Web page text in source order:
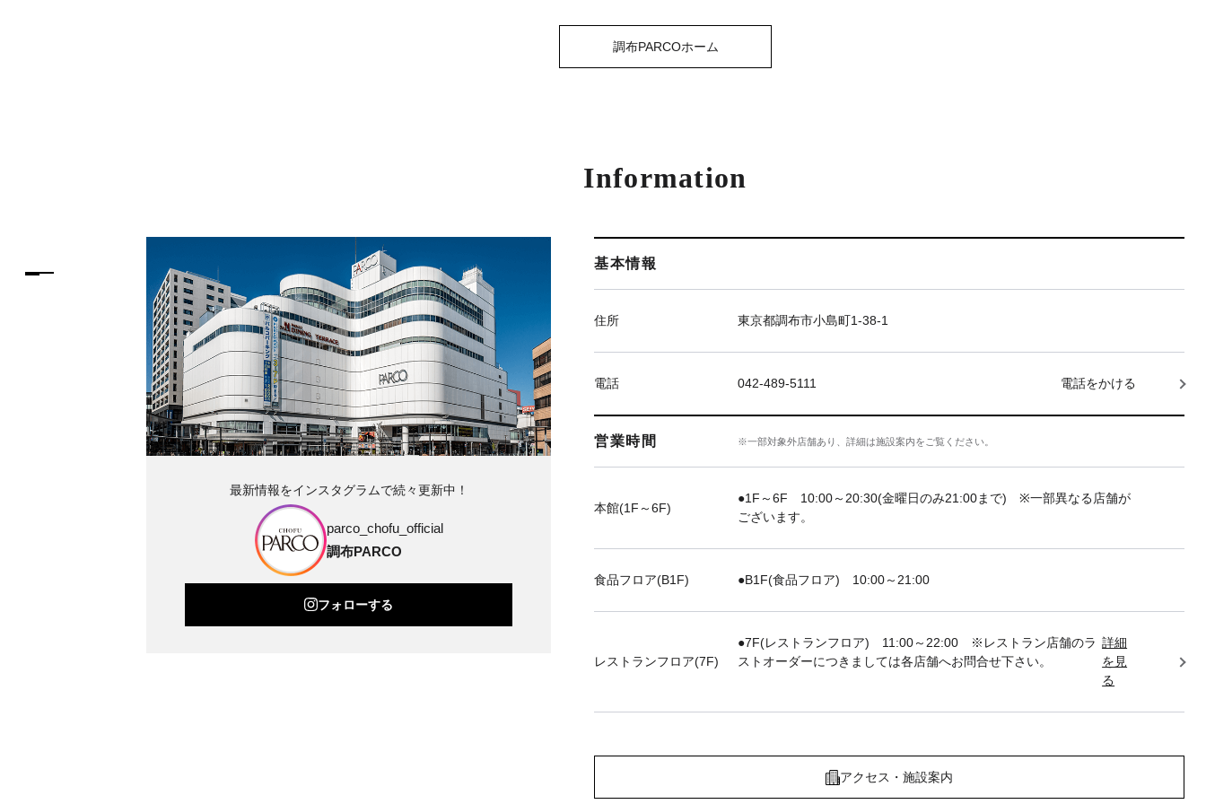
調布PARCOホーム
Information
基本情報
住所 東京都調布市小島町1-38-1
電話 042-489-5111 電話をかける
営業時間 ※一部対象外店舗あり、詳細は施設案内をご覧ください。
本館(1F～6F)
●1F～6F 10:00～20:30(金曜日のみ21:00まで) ※一部異なる店舗が
ございます。
食品フロア(B1F) ●B1F(食品フロア) 10:00～21:00
レストランフロア(7F)
●7F(レストランフロア) 11:00～22:00 ※レストラン店舗のラ
ストオーダーにつきましては各店舗へお問合せ下さい。
詳細
を見
る
アクセス・施設案内
最新情報をインスタグラムで続々更新中！
parco_chofu_official
調布PARCO
フォローする